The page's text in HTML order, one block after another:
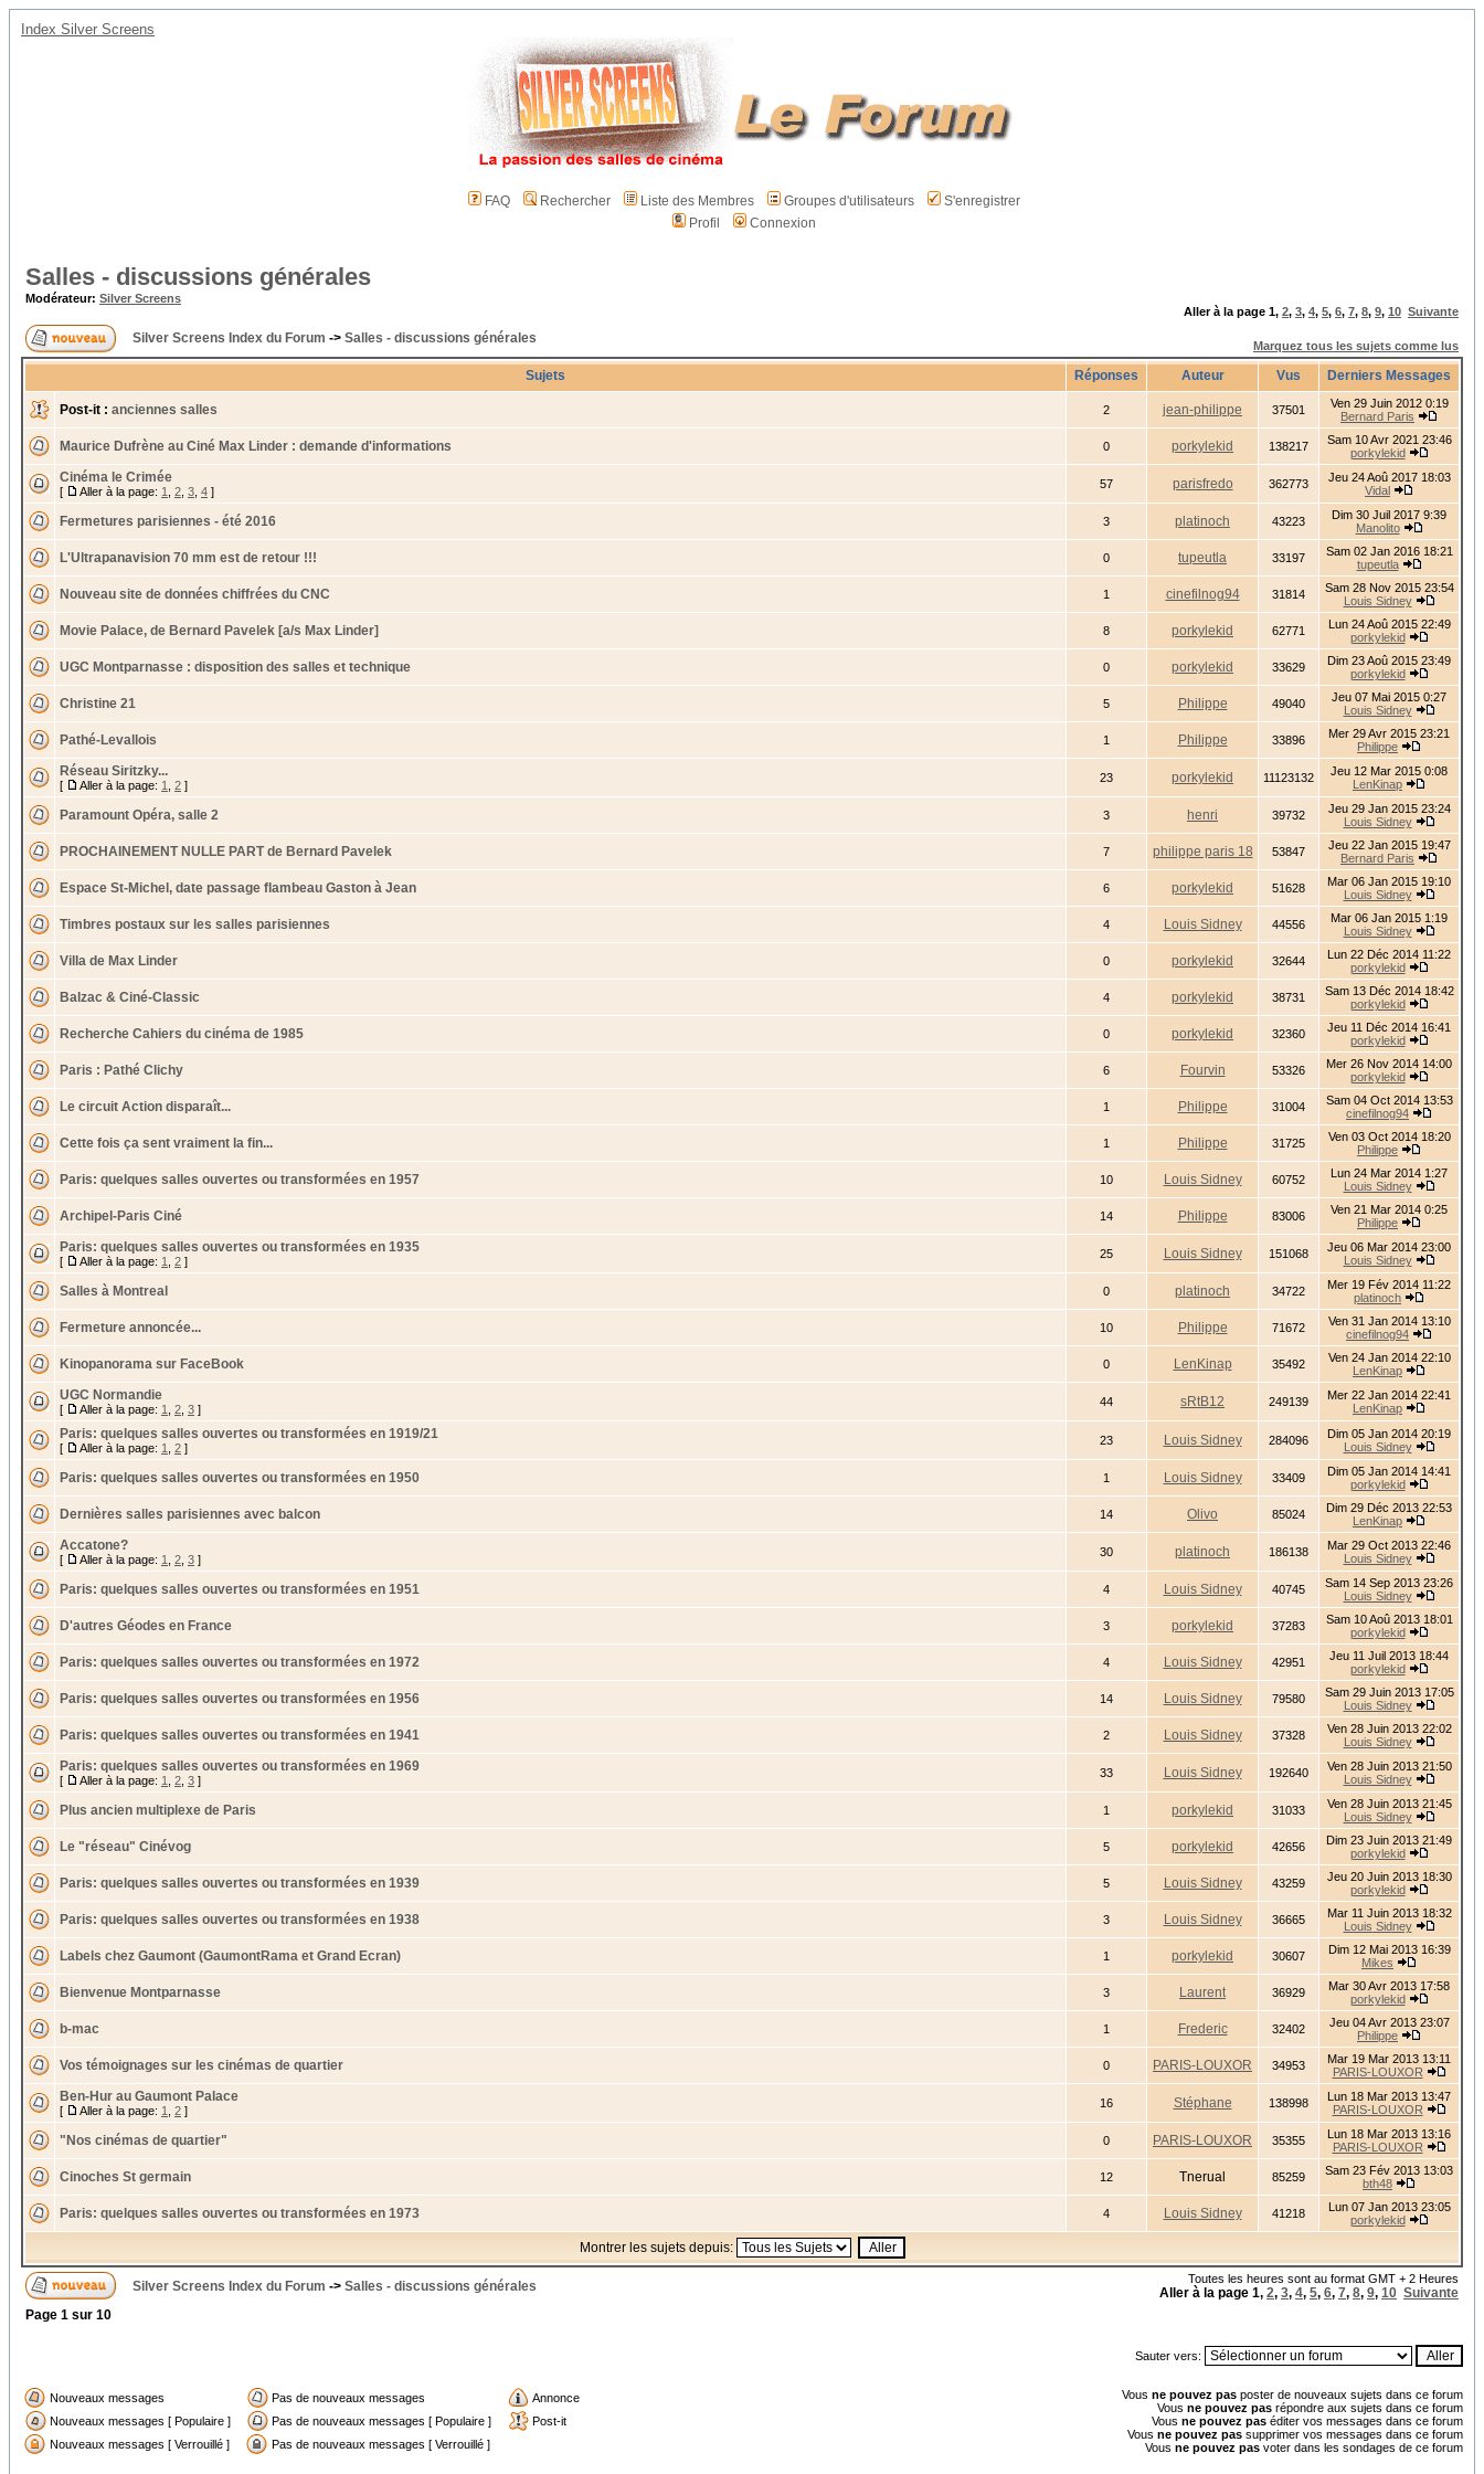
Index Silver Screens
FAQ Rechercher Liste des Membres Groupes d'utilisateurs
S'enregistrer
Profil
Connexion
Salles - discussions générales
Modérateur: Silver Screens
Aller à la page 1, 2, 3, 4, 5, 6, 7, 8, 9, 10 Suivante
Silver Screens Index du Forum -> Salles - discussions générales Marquez tous les sujets comme lus
Sujets Réponses Auteur Vus Derniers Messages
Post-it : anciennes salles 2 jean-philippe 37501
Ven 29 Juin 2012 0:19
Bernard Paris
Maurice Dufrène au Ciné Max Linder : demande d'informations 0 porkylekid 138217
Sam 10 Avr 2021 23:46
porkylekid
Cinéma le Crimée
[ Aller à la page: 1 2 3 4 ]
57 parisfredo 362773
Jeu 24 Aoû 2017 18:03
Vidal
Fermetures parisiennes - été 2016 3 platinoch 43223
Dim 30 Juil 2017 9:39
Manolito
L'Ultrapanavision 70 mm est de retour !!! 0 tupeutla 33197
Sam 02 Jan 2016 18:21
tupeutla
Nouveau site de données chiffrées du CNC 1 cinefilnog94 31814
Sam 28 Nov 2015 23:54
Louis Sidney
Movie Palace, de Bernard Pavelek [a/s Max Linder] 8 porkylekid 62771
Lun 24 Aoû 2015 22:49
porkylekid
UGC Montparnasse : disposition des salles et technique 0 porkylekid 33629
Dim 23 Aoû 2015 23:49
porkylekid
Christine 21 5 Philippe 49040
Jeu 07 Mai 2015 0:27
Louis Sidney
Pathé-Levallois 1 Philippe 33896
Mer 29 Avr 2015 23:21
Philippe
Réseau Siritzky...
[ Aller à la page: 1 2 ]
23 porkylekid 11123132
Jeu 12 Mar 2015 0:08
LenKinap
Paramount Opéra, salle 2 3 henri 39732
Jeu 29 Jan 2015 23:24
Louis Sidney
PROCHAINEMENT NULLE PART de Bernard Pavelek 7 philippe paris 18 53847
Jeu 22 Jan 2015 19:47
Bernard Paris
Espace St-Michel, date passage flambeau Gaston à Jean 6 porkylekid 51628
Mar 06 Jan 2015 19:10
Louis Sidney
Timbres postaux sur les salles parisiennes 4 Louis Sidney 44556
Mar 06 Jan 2015 1:19
Louis Sidney
Villa de Max Linder 0 porkylekid 32644
Lun 22 Déc 2014 11:22
porkylekid
Balzac & Ciné-Classic 4 porkylekid 38731
Sam 13 Déc 2014 18:42
porkylekid
Recherche Cahiers du cinéma de 1985 0 porkylekid 32360
Jeu 11 Déc 2014 16:41
porkylekid
Paris : Pathé Clichy 6 Fourvin 53326
Mer 26 Nov 2014 14:00
porkylekid
Le circuit Action disparaît... 1 Philippe 31004
Sam 04 Oct 2014 13:53
cinefilnog94
Cette fois ça sent vraiment la fin... 1 Philippe 31725
Ven 03 Oct 2014 18:20
Philippe
Paris: quelques salles ouvertes ou transformées en 1957 10 Louis Sidney 60752
Lun 24 Mar 2014 1:27
Louis Sidney
Archipel-Paris Ciné 14 Philippe 83006
Ven 21 Mar 2014 0:25
Philippe
Paris: quelques salles ouvertes ou transformées en 1935
[ Aller à la page: 1 2 ]
25 Louis Sidney 151068
Jeu 06 Mar 2014 23:00
Louis Sidney
Salles à Montreal 0 platinoch 34722
Mer 19 Fév 2014 11:22
platinoch
Fermeture annoncée... 10 Philippe 71672
Ven 31 Jan 2014 13:10
cinefilnog94
Kinopanorama sur FaceBook 0 LenKinap 35492
Ven 24 Jan 2014 22:10
LenKinap
UGC Normandie
[ Aller à la page: 1 2 3 ]
44 sRtB12 249139
Mer 22 Jan 2014 22:41
LenKinap
Paris: quelques salles ouvertes ou transformées en 1919/21
[ Aller à la page: 1 2 ]
23 Louis Sidney 284096
Dim 05 Jan 2014 20:19
Louis Sidney
Paris: quelques salles ouvertes ou transformées en 1950 1 Louis Sidney 33409
Dim 05 Jan 2014 14:41
porkylekid
Dernières salles parisiennes avec balcon 14 Olivo 85024
Dim 29 Déc 2013 22:53
LenKinap
Accatone?
[ Aller à la page: 1 2 3 ]
30 platinoch 186138
Mar 29 Oct 2013 22:46
Louis Sidney
Paris: quelques salles ouvertes ou transformées en 1951 4 Louis Sidney 40745
Sam 14 Sep 2013 23:26
Louis Sidney
D'autres Géodes en France 3 porkylekid 37283
Sam 10 Aoû 2013 18:01
porkylekid
Paris: quelques salles ouvertes ou transformées en 1972 4 Louis Sidney 42951
Jeu 11 Juil 2013 18:44
porkylekid
Paris: quelques salles ouvertes ou transformées en 1956 14 Louis Sidney 79580
Sam 29 Juin 2013 17:05
Louis Sidney
Paris: quelques salles ouvertes ou transformées en 1941 2 Louis Sidney 37328
Ven 28 Juin 2013 22:02
Louis Sidney
Paris: quelques salles ouvertes ou transformées en 1969
[ Aller à la page: 1 2 3 ]
33 Louis Sidney 192640
Ven 28 Juin 2013 21:50
Louis Sidney
Plus ancien multiplexe de Paris 1 porkylekid 31033
Ven 28 Juin 2013 21:45
Louis Sidney
Le "réseau" Cinévog 5 porkylekid 42656
Dim 23 Juin 2013 21:49
porkylekid
Paris: quelques salles ouvertes ou transformées en 1939 5 Louis Sidney 43259
Jeu 20 Juin 2013 18:30
porkylekid
Paris: quelques salles ouvertes ou transformées en 1938 3 Louis Sidney 36665
Mar 11 Juin 2013 18:32
Louis Sidney
Labels chez Gaumont (GaumontRama et Grand Ecran) 1 porkylekid 30607
Dim 12 Mai 2013 16:39
Mikes
Bienvenue Montparnasse 3 Laurent 36929
Mar 30 Avr 2013 17:58
porkylekid
b-mac 1 Frederic 32402
Jeu 04 Avr 2013 23:07
Philippe
Vos témoignages sur les cinémas de quartier 0 PARIS-LOUXOR 34953
Mar 19 Mar 2013 13:11
PARIS-LOUXOR
Ben-Hur au Gaumont Palace
[ Aller à la page: 1 2 ]
16 Stéphane 138998
Lun 18 Mar 2013 13:47
PARIS-LOUXOR
"Nos cinémas de quartier" 0 PARIS-LOUXOR 35355
Lun 18 Mar 2013 13:16
PARIS-LOUXOR
Cinoches St germain 12 Tnerual 85259
Sam 23 Fév 2013 13:03
bth48
Paris: quelques salles ouvertes ou transformées en 1973 4 Louis Sidney 41218
Lun 07 Jan 2013 23:05
porkylekid
Montrer les sujets depuis:
Silver Screens Index du Forum -> Salles - discussions générales Toutes les heures sont au format GMT + 2 Heures
Aller à la page 1, 2, 3, 4, 5, 6, 7, 8, 9, 10 Suivante
Page 1 sur 10
Sauter vers:
Nouveaux messages Pas de nouveaux messages
Annonce
Nouveaux messages [ Populaire ]
Pas de nouveaux messages [ Populaire ]
Post-it
Nouveaux messages [ Verrouillé ]
Pas de nouveaux messages [ Verrouillé ]
Vous ne pouvez pas poster de nouveaux sujets dans ce forum
Vous ne pouvez pas répondre aux sujets dans ce forum
Vous ne pouvez pas éditer vos messages dans ce forum
Vous ne pouvez pas supprimer vos messages dans ce forum
Vous ne pouvez pas voter dans les sondages de ce forum